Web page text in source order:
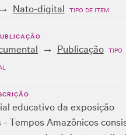
Nato-digital TIPO DE ITEM
Publicação TIPO
educativo da exposição
- Tempos Amazônicos